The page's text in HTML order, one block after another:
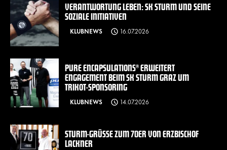
VERANTWORTUNG LEBEN: SK STURM UND SEINE
SOZIALE INITIATIVEN
KLUBNEWS 16.07.2026
PURE ENCAPSULATIONS® ERWEITERT
ENGAGEMENT BEIM SK STURM GRAZ UM
TRIKOT-SPONSORING
KLUBNEWS 14.07.2026
STURM-GRÜSSE ZUM 70ER VON ERZBISCHOF L
ACKNER